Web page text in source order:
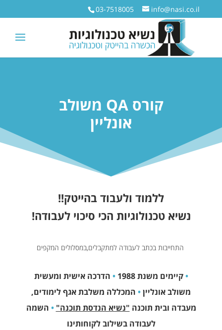
03-7518005 info@nasi.co.il
קורס QA משולב
אונליין
ללמוד ולעבוד בהייטק!!
נשיא טכנולוגיות הכי סיכוי לעבודה!
התחייבות בכתב לעבודה למתקבלים,במסלולים המקפים
•קיימים משנת 1988 • הדרכה אישית ומעשית
משולב אונליין• המכללה משלבת אגף לימודים,
מעבדה ובית תוכנה "נשיא הנדסת תוכנה" • השמה
לעבודה בשילוב לקוחותינו